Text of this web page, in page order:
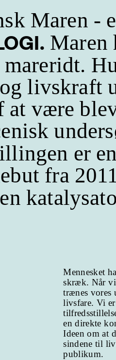
Maren -
Maren
livskraft
at være
er
fra
Mennesket
skræk. Når vi
trænes vores
livsfare. Vi
en direkte
Ideen om at
sindene til
publikum.